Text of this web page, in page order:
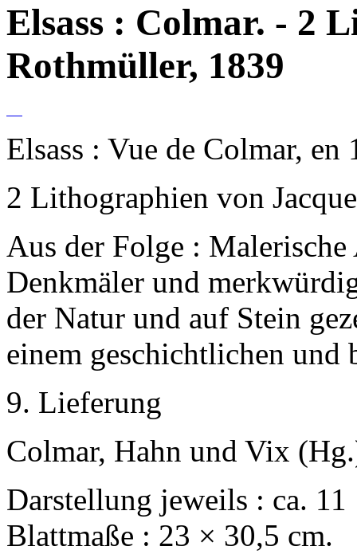
Elsass : Colmar. - 2
Rothmüller, 1839
Elsass : Vue de Colmar,
2 Lithographien von
Aus der Folge : Malerische
Denkmäler und
der Natur und auf Stein
einem geschichtlichen und
9. Lieferung
Colmar, Hahn und Vix
Darstellung jeweils : ca. 11
Blattmaße : 23 × 30,5 cm.